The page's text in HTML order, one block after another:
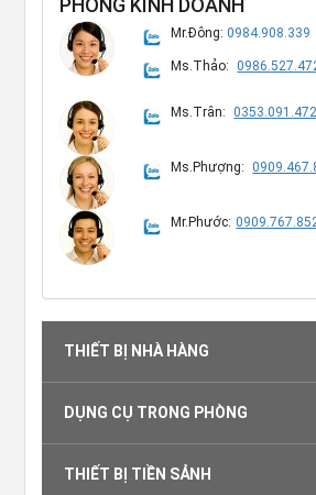
PHÒNG KINH DOANH
Mr.Đông:0984.908.339
Ms.Thảo:
Ms.Trân: 0353.091.472
Ms.Phượng:
Mr.Phước:
THIẾT BỊ NHÀ HÀNG
DỤNG CỤ TRONG PHÒNG
THIẾT BỊ TIỀN SẢNH